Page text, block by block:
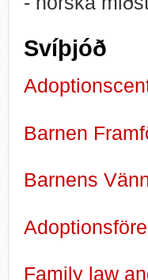
Svíþjóð
Barnen
Barnens
Family law